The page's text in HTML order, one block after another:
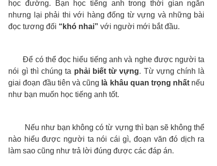
học đường. Bạn học tiếng anh trong thời gian ngắn
nhưng lại phải thi với hàng đống từ vựng và những bài
đọc tương đối “khó nhai” với người mới bắt đầu.
Để có thể đọc hiểu tiếng anh và nghe được người ta
nói gì thì chúng ta phải biết từ vựng. Từ vựng chính là
giai đoạn đầu tiên và cũng là khâu quan trọng nhất nếu
như bạn muốn học tiếng anh tốt.
Nếu như bạn không có từ vựng thì bạn sẽ không thể
nào hiểu được người ta nói cái gì, đoạn văn đó dịch ra
làm sao cũng như trả lời đúng được các đáp án.